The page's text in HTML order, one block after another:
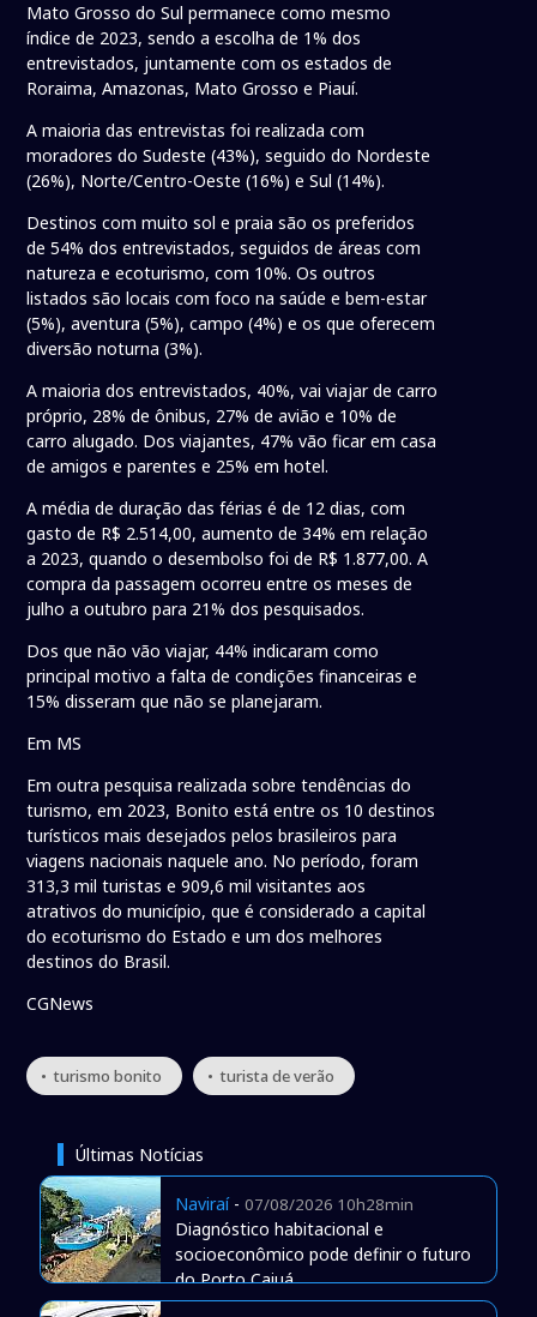
Mato Grosso do Sul permanece como mesmo
índice de 2023, sendo a escolha de 1% dos
entrevistados, juntamente com os estados de
Roraima, Amazonas, Mato Grosso e Piauí.
A maioria das entrevistas foi realizada com
moradores do Sudeste (43%), seguido do Nordeste
(26%), Norte/Centro-Oeste (16%) e Sul (14%).
Destinos com muito sol e praia são os preferidos
de 54% dos entrevistados, seguidos de áreas com
natureza e ecoturismo, com 10%. Os outros
listados são locais com foco na saúde e bem-estar
(5%), aventura (5%), campo (4%) e os que oferecem
diversão noturna (3%).
A maioria dos entrevistados, 40%, vai viajar de carro
próprio, 28% de ônibus, 27% de avião e 10% de
carro alugado. Dos viajantes, 47% vão ficar em casa
de amigos e parentes e 25% em hotel.
A média de duração das férias é de 12 dias, com
gasto de R$ 2.514,00, aumento de 34% em relação
a 2023, quando o desembolso foi de R$ 1.877,00. A
compra da passagem ocorreu entre os meses de
julho a outubro para 21% dos pesquisados.
Dos que não vão viajar, 44% indicaram como
principal motivo a falta de condições financeiras e
15% disseram que não se planejaram.
Em MS
Em outra pesquisa realizada sobre tendências do
turismo, em 2023, Bonito está entre os 10 destinos
turísticos mais desejados pelos brasileiros para
viagens nacionais naquele ano. No período, foram
313,3 mil turistas e 909,6 mil visitantes aos
atrativos do município, que é considerado a capital
do ecoturismo do Estado e um dos melhores
destinos do Brasil.
CGNews
• turismo bonito • turista de verão
Últimas Notícias
Naviraí- 07/08/2026 10h28min
Diagnóstico habitacional e
socioeconômico pode definir o futuro
do Porto Caiuá